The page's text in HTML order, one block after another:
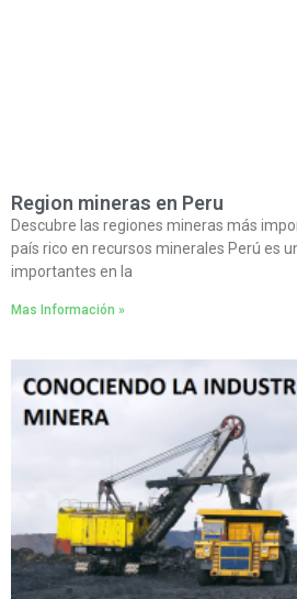
Region mineras en Peru
Descubre las regiones mineras más
país rico en recursos minerales Perú es
importantes en la
Mas Información »